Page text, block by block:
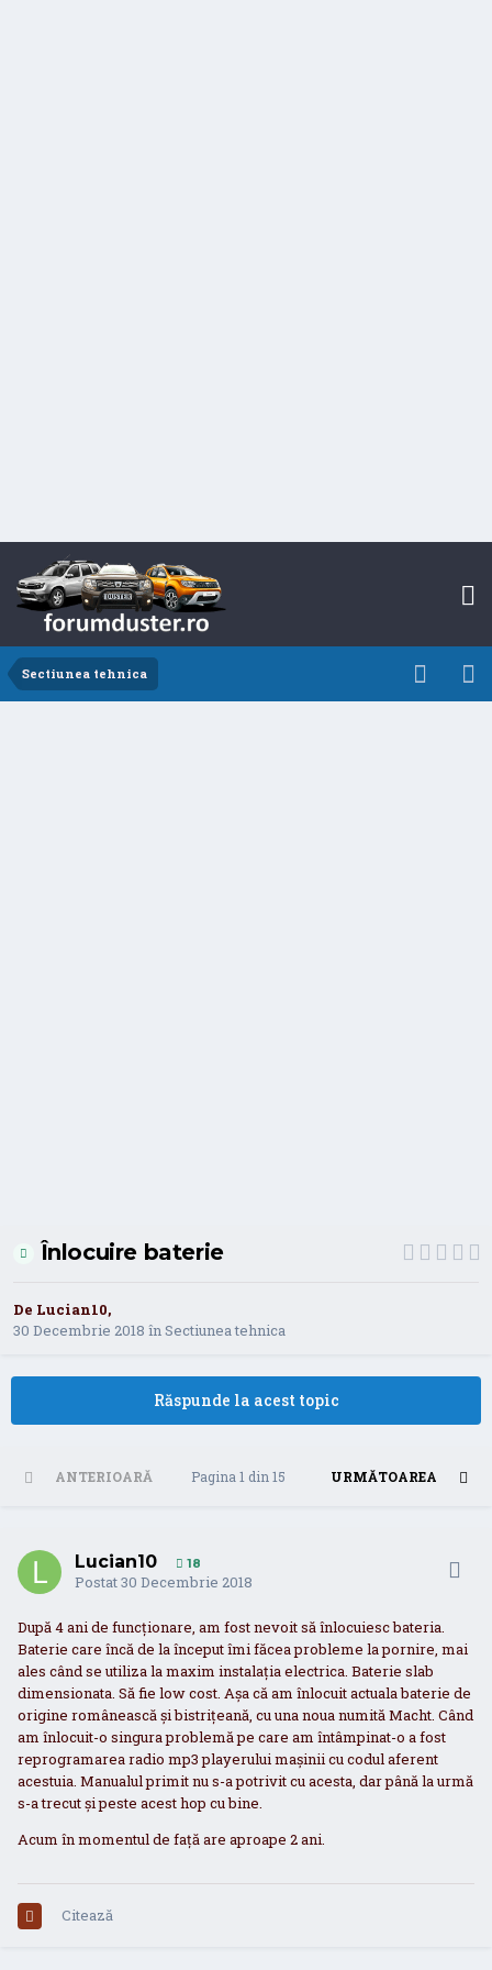
Sectiunea tehnica
Înlocuire baterie
De Lucian10,
30 Decembrie 2018 înSectiunea tehnica
Răspunde la acest topic
ANTERIOARĂ URMĂTOAREA
Pagina 1 din 15
Lucian10 18
Postat30 Decembrie 2018
După 4 ani de funcționare, am fost nevoit să înlocuiesc bateria.
Baterie care încă de la început îmi făcea probleme la pornire, mai
ales când se utiliza la maxim instalația electrica. Baterie slab
dimensionata. Să fie low cost. Așa că am înlocuit actuala baterie de
origine românească și bistrițeană, cu una noua numită Macht. Când
am înlocuit-o singura problemă pe care am întâmpinat-o a fost
reprogramarea radio mp3 playerului mașinii cu codul aferent
acestuia. Manualul primit nu s-a potrivit cu acesta, dar până la urmă
s-a trecut și peste acest hop cu bine.
Acum în momentul de față are aproape 2 ani.
Citează